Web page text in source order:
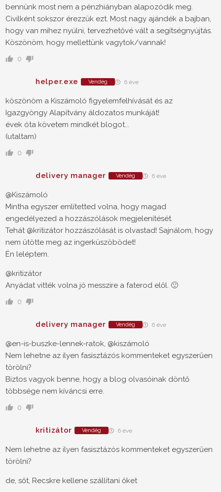
bennünk most nem a pénzhiányban alapozódik meg.
Civilként sokszor érezzük ezt. Most nagy ajándék a bajban,
hogy van mihez nyúlni, tervezhetővé vált a segítségnyújtás.
Köszönöm, hogy mellettünk vagytok/vannak!
0
helper.exe Vendég 6 éve
köszönöm a Kiszámoló figyelemfelhívását és az
Igazgyöngy Alapítvány áldozatos munkáját!
évek óta követem mindkét blogot...
(utaltam)
0
delivery manager Vendég 6 éve
@Kiszámoló
Mintha egyszer említetted volna, hogy magad
engedélyezed a hozzászólások megjelenítését.
Tehát @kritizátor hozzászólását is olvastad! Sajnálom, hogy
nem ütötte meg az ingerküszöbödet!
Én leléptem.
@kritizátor
Anyádat vitték volna jó messzire a faterod elől. 🙂
0
delivery manager Vendég 6 éve
@en-is-buszke-lennek-ratok, @kiszámoló
Nem lehetne az ilyen fasisztázós kommenteket egyszerűen
törölni?
Biztos vagyok benne, hogy a blog olvasóinak döntő
többsége nem kíváncsi erre.
0
kritizátor Vendég 6 éve
Nem lehetne az ilyen fasisztázós kommenteket egyszerűen
törölni?
de, sőt, Recskre kellene szállítani őket